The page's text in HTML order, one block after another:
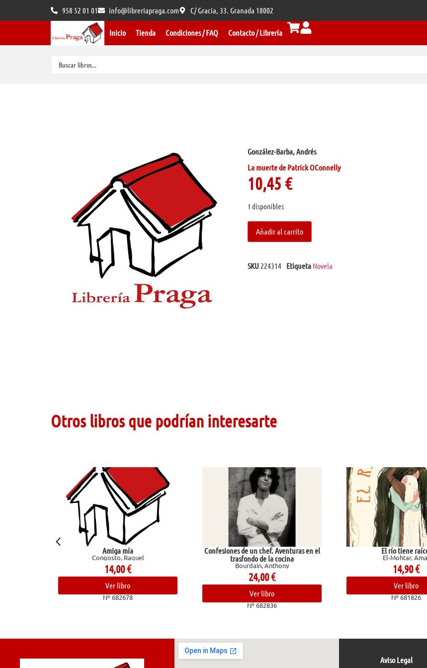
958 52 01 01 info@libreriapraga.com C/ Gracia, 33. Granada 18002
Inicio Tienda Condiciones / FAQ Contacto / Librería
González-Barba, Andrés
La muerte de Patrick OConnelly
10,45 €
1 disponibles
Añadir al carrito
SKU 224314 Etiqueta Novela
Otros libros que podrían interesarte
Amiga mía
Congosto, Raquel
14,00€
Ver libro
Nº 682678
Confesiones de un chef. Aventuras en el
trasfondo de la cocina
Bourdain, Anthony
24,00€
Ver libro
Nº 682836
El río tiene raíces
El-Mohtar, Amal
14,90€
Ver libro
Nº 681826
Aviso Legal